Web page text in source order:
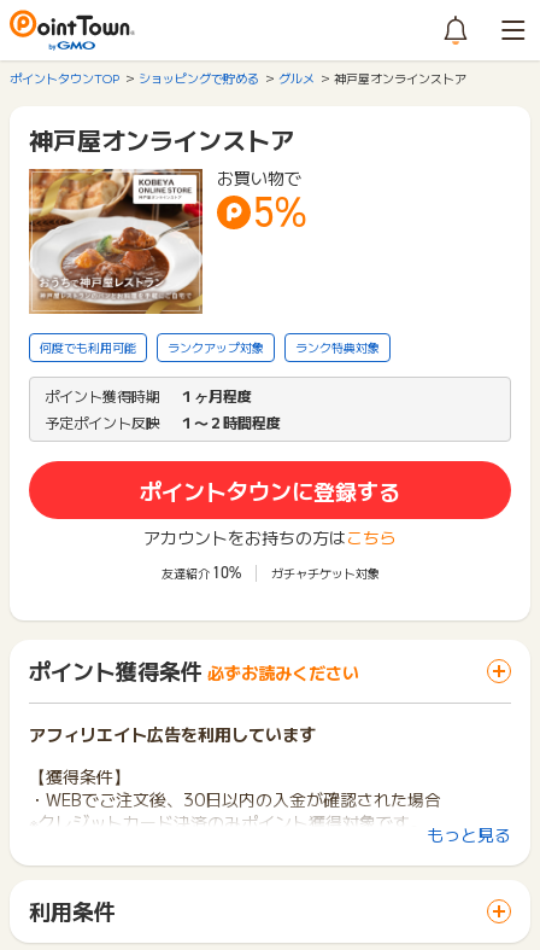
ポイントタウンTOP ショッピングで貯める グルメ 神戸屋オンラインストア
神戸屋オンラインストア
お買い物で
5%
何度でも利用可能 ランクアップ対象 ランク特典対象
ポイント獲得時期
１ヶ月程度
予定ポイント反映
１〜２時間程度
ポイントタウンに登録する
アカウントをお持ちの方はこちら
友達紹介 10% ガチャチケット対象
ポイント獲得条件 必ずお読みください
アフィリエイト広告を利用しています
【獲得条件】
・WEBでご注文後、30日以内の入金が確認された場合
※クレジットカード決済のみポイント獲得対象です。
【獲得対象外条件】
・不正、転売(転売目的)、報酬目的
・商品受領の延期や受取拒否
もっと見る
利用条件